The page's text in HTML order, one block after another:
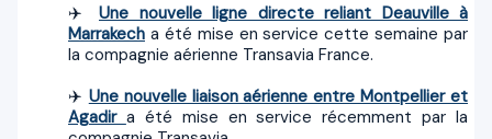
✈️ Une nouvelle ligne directe reliant Deauville à
Marrakech a été mise en service cette semaine par
la compagnie aérienne Transavia France.
✈️ Une nouvelle liaison aérienne entre Montpellier et
Agadir a été mise en service récemment par la